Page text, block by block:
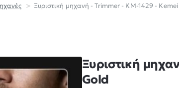
Ξυριστική μηχανή - Trimmer - KM-1429 -
Ξυριστική
Gold